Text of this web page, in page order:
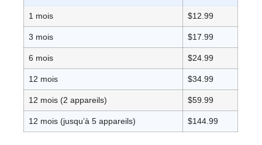
1 mois $12.99
3 mois $17.99
6 mois $24.99
12 mois $34.99
12 mois (2 appareils) $59.99
12 mois (jusqu’à 5 appareils) $144.99